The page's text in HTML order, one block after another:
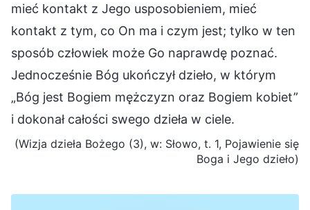
mieć kontakt z Jego usposobieniem, mieć
kontakt z tym, co On ma i czym jest; tylko w ten
sposób człowiek może Go naprawdę poznać.
Jednocześnie Bóg ukończył dzieło, w którym
„Bóg jest Bogiem mężczyzn oraz Bogiem kobiet”
i dokonał całości swego dzieła w ciele.
(Wizja dzieła Bożego (3), w: Słowo, t. 1, Pojawienie się
Boga i Jego dzieło)